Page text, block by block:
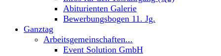
Abiturienten Galerie
Bewerbungsbogen 11. Jg.
Ganztag
Arbeitsgemeinschaften...
Event Solution GmbH